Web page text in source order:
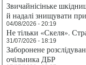
Звичайнісіньке
й надалі знищувати
04/08/2026 - 20:19
Не тільки «Скеля».
31/07/2026 - 18:19
Заборонене
очільника ДБР